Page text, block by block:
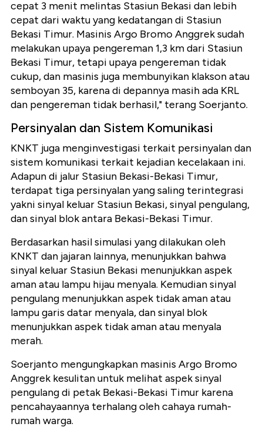
cepat 3 menit melintas Stasiun Bekasi dan lebih
cepat dari waktu yang kedatangan di Stasiun
Bekasi Timur. Masinis Argo Bromo Anggrek sudah
melakukan upaya pengereman 1,3 km dari Stasiun
Bekasi Timur, tetapi upaya pengereman tidak
cukup, dan masinis juga membunyikan klakson atau
semboyan 35, karena di depannya masih ada KRL
dan pengereman tidak berhasil," terang Soerjanto.
Persinyalan dan Sistem Komunikasi
KNKT juga menginvestigasi terkait persinyalan dan
sistem komunikasi terkait kejadian kecelakaan ini.
Adapun di jalur Stasiun Bekasi-Bekasi Timur,
terdapat tiga persinyalan yang saling terintegrasi
yakni sinyal keluar Stasiun Bekasi, sinyal pengulang,
dan sinyal blok antara Bekasi-Bekasi Timur.
Berdasarkan hasil simulasi yang dilakukan oleh
KNKT dan jajaran lainnya, menunjukkan bahwa
sinyal keluar Stasiun Bekasi menunjukkan aspek
aman atau lampu hijau menyala. Kemudian sinyal
pengulang menunjukkan aspek tidak aman atau
lampu garis datar menyala, dan sinyal blok
menunjukkan aspek tidak aman atau menyala
merah.
Soerjanto mengungkapkan masinis Argo Bromo
Anggrek kesulitan untuk melihat aspek sinyal
pengulang di petak Bekasi-Bekasi Timur karena
pencahayaannya terhalang oleh cahaya rumah-
rumah warga.